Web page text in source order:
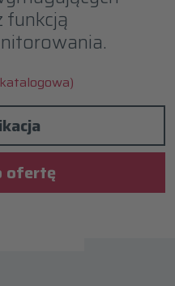
funkcją
ofertę